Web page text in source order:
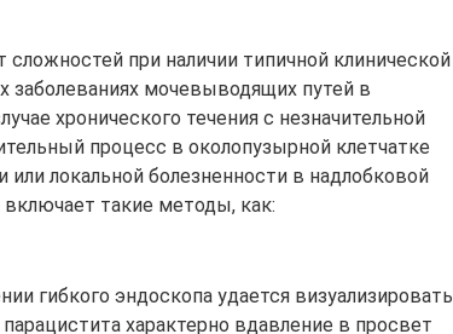
сложностей при наличии типичной клинической
заболеваниях мочевыводящих путей в
хронического течения с незначительной
процесс в околопузырной клетчатке
локальной болезненности в надлобковой
такие методы, как:
гибкого эндоскопа удается визуализировать
характерно вдавление в просвет